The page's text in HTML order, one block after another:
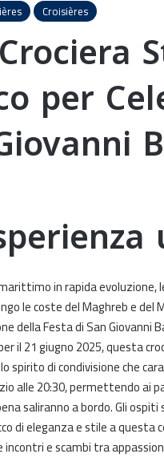
Croisières
per
in rapida evoluzione,
le coste del Maghreb e del
della Festa di San
il 21 giugno 2025, questa
spirito di condivisione che
alle 20:30, permettendo
saliranno a bordo. Gli
di eleganza e stile a
incontri e scambi tra